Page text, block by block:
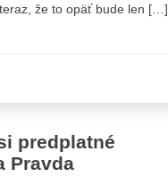
že to opäť bude len […]
predplatné
Pravda